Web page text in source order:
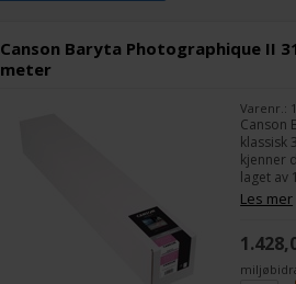
Canson Baryta Photographique II
meter
Varenr.:
Canson
klassisk
kjenner
laget av
myk
Les mer